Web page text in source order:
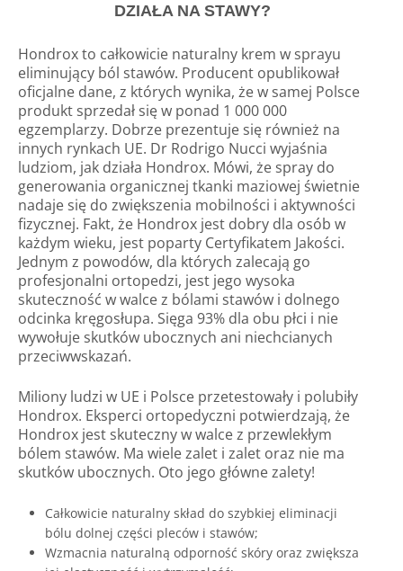
DZIAŁA NA STAWY?
Hondrox to całkowicie naturalny krem ​​​​w sprayu
eliminujący ból stawów. Producent opublikował
oficjalne dane, z których wynika, że ​​w samej Polsce
produkt sprzedał się w ponad 1 000 000
egzemplarzy. Dobrze prezentuje się również na
innych rynkach UE. Dr Rodrigo Nucci wyjaśnia
ludziom, jak działa Hondrox. Mówi, że spray do
generowania organicznej tkanki maziowej świetnie
nadaje się do zwiększenia mobilności i aktywności
fizycznej. Fakt, że Hondrox jest dobry dla osób w
każdym wieku, jest poparty Certyfikatem Jakości.
Jednym z powodów, dla których zalecają go
profesjonalni ortopedzi, jest jego wysoka
skuteczność w walce z bólami stawów i dolnego
odcinka kręgosłupa. Sięga 93% dla obu płci i nie
wywołuje skutków ubocznych ani niechcianych
przeciwwskazań.
Miliony ludzi w UE i Polsce przetestowały i polubiły
Hondrox. Eksperci ortopedyczni potwierdzają, że
Hondrox jest skuteczny w walce z przewlekłym
bólem stawów. Ma wiele zalet i zalet oraz nie ma
skutków ubocznych. Oto jego główne zalety!
Całkowicie naturalny skład do szybkiej eliminacji
bólu dolnej części pleców i stawów;
Wzmacnia naturalną odporność skóry oraz zwiększa